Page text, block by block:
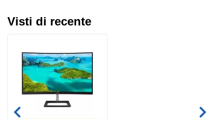
Visti di recente